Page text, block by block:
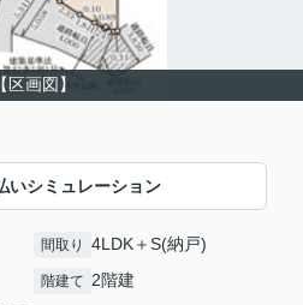
【区画図】
いシミュレーション
間取り 4LDK＋S(納戸)
階建て 2階建